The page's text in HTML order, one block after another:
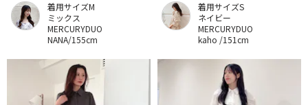
着用サイズM
ミックス
MERCURYDUO
NANA/155cm
着用サイズS
ネイビー
MERCURYDUO
kaho /151cm